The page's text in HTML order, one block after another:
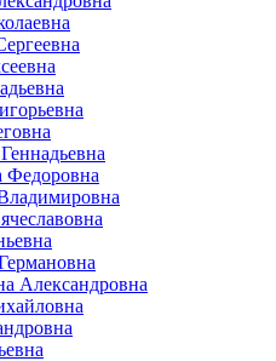
Федоровна
Александровна